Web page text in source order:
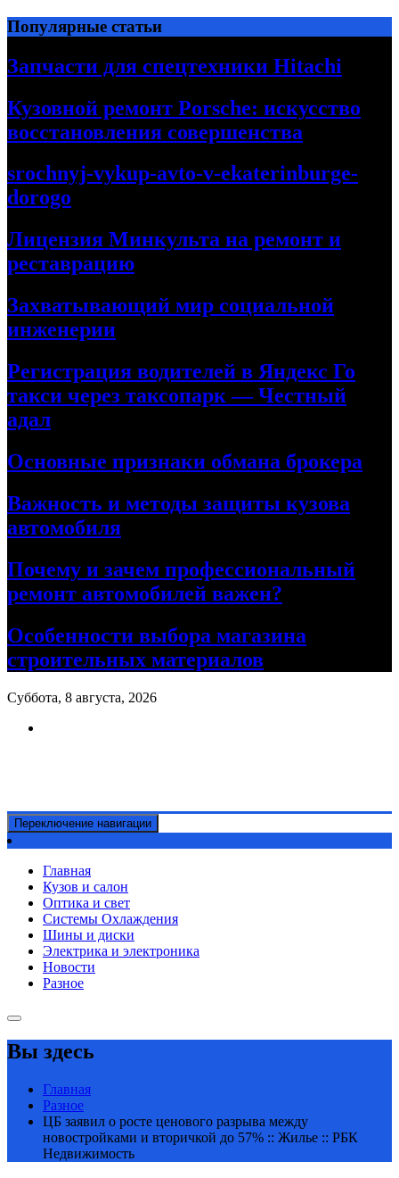
Перейти
к
содержимому
Популярные статьи
Запчасти для спецтехники Hitachi
Кузовной ремонт Porsche: искусство
восстановления совершенства
srochnyj-vykup-avto-v-ekaterinburge-
dorogo
Лицензия Минкульта на ремонт и
реставрацию
Захватывающий мир социальной
инженерии
Регистрация водителей в Яндекс Го
такси через таксопарк — Честный
адал
Основные признаки обмана брокера
Важность и методы защиты кузова
автомобиля
Почему и зачем профессиональный
ремонт автомобилей важен?
Особенности выбора магазина
строительных материалов
Суббота, 8 августа, 2026
Переключение навигации
Главная
Кузов и салон
Оптика и свет
Системы Охлаждения
Шины и диски
Электрика и электроника
Новости
Разное
Вы здесь
Главная
Разное
ЦБ заявил о росте ценового разрыва между
новостройками и вторичкой до 57% :: Жилье :: РБК
Недвижимость